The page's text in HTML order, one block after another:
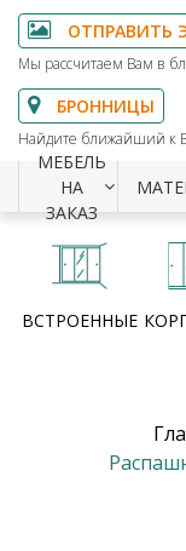
ОТПРАВИТЬ
Мы рассчитаем Вам в
БРОННИЦЫ
Найдите ближайший к
МЕБЕЛЬ
НА
ЗАКАЗ
ВСТРОЕННЫЕ